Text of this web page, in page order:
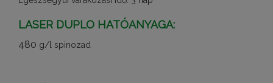
LASER DUPLO HATÓANYAGA:
480 g/l spinozad